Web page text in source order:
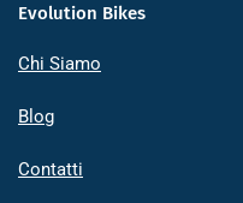
Evolution Bikes
Chi Siamo
Blog
Contatti